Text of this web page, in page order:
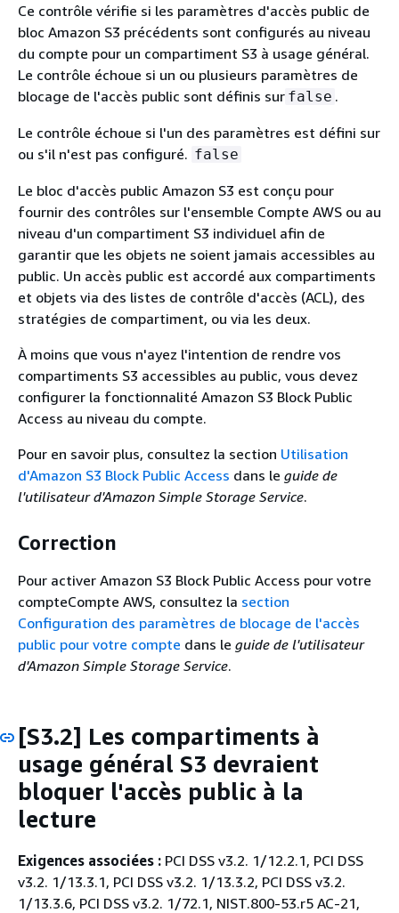
Ce contrôle vérifie si les paramètres d'accès public de
bloc Amazon S3 précédents sont configurés au niveau
du compte pour un compartiment S3 à usage général.
Le contrôle échoue si un ou plusieurs paramètres de
blocage de l'accès public sont définis sur false .
Le contrôle échoue si l'un des paramètres est défini sur
ou s'il n'est pas configuré. false
Le bloc d'accès public Amazon S3 est conçu pour
fournir des contrôles sur l'ensemble Compte AWS ou au
niveau d'un compartiment S3 individuel afin de
garantir que les objets ne soient jamais accessibles au
public. Un accès public est accordé aux compartiments
et objets via des listes de contrôle d'accès (ACL), des
stratégies de compartiment, ou via les deux.
À moins que vous n'ayez l'intention de rendre vos
compartiments S3 accessibles au public, vous devez
configurer la fonctionnalité Amazon S3 Block Public
Access au niveau du compte.
Pour en savoir plus, consultez la section Utilisation
d'Amazon S3 Block Public Access dans le guide de
l'utilisateur d'Amazon Simple Storage Service.
Correction
Pour activer Amazon S3 Block Public Access pour votre
compteCompte AWS, consultez la section
Configuration des paramètres de blocage de l'accès
public pour votre compte dans le guide de l'utilisateur
d'Amazon Simple Storage Service.
[S3.2] Les compartiments à
usage général S3 devraient
bloquer l'accès public à la
lecture
Exigences associées : PCI DSS v3.2. 1/12.2.1, PCI DSS
v3.2. 1/13.3.1, PCI DSS v3.2. 1/13.3.2, PCI DSS v3.2.
1/13.3.6, PCI DSS v3.2. 1/72.1, NIST.800-53.r5 AC-21,